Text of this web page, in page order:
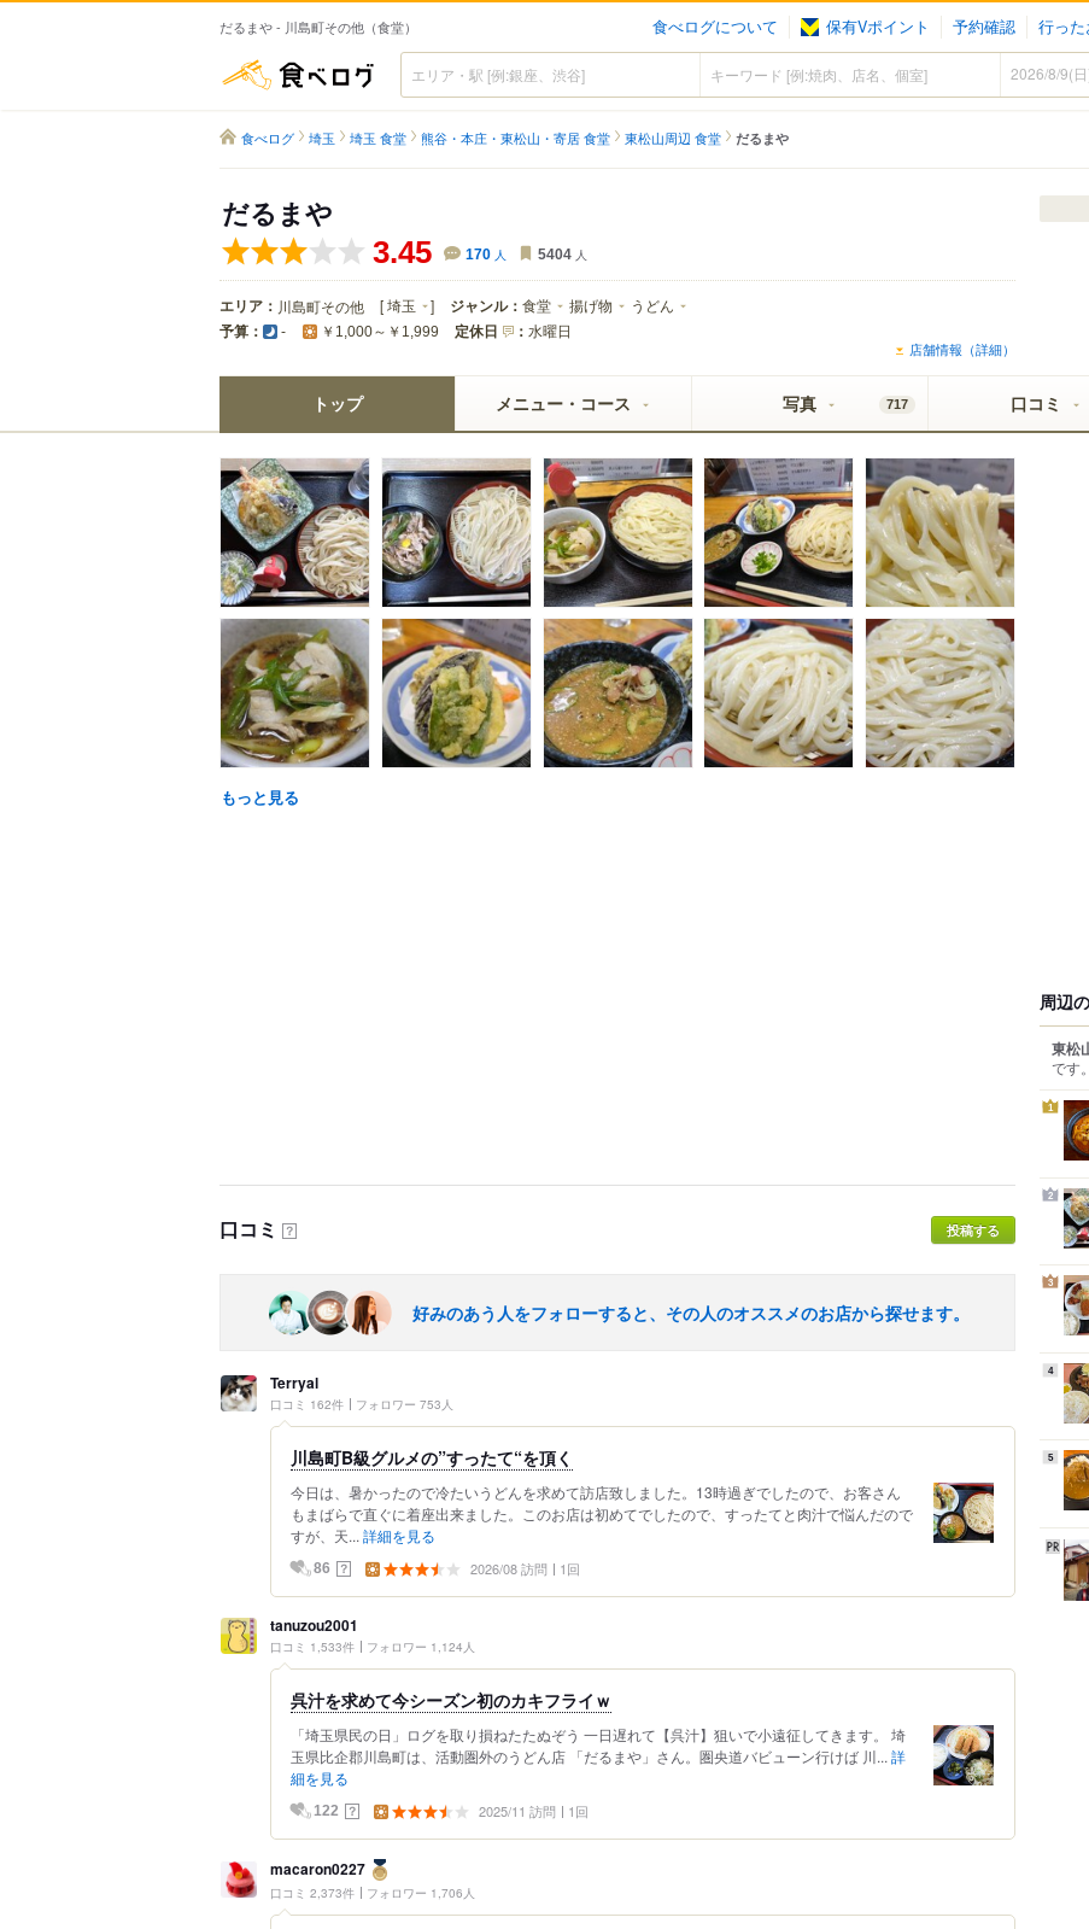
だるまや - 川島町その他（食堂） 食べログについて 保有Vポイント 予約確認 行っ
食べログ
食べログ 埼玉 埼玉 食堂 熊谷・本庄・東松山・寄居 食堂 東松山周辺 食堂 だるまや
だるまや
3.45 170 人 5404 人
エリア： 川島町その他 [埼玉 ] ジャンル： 食堂 揚げ物 うどん
予算： - ￥1,000～￥1,999 定休日 ： 水曜日
店舗情報（詳細）
トップ メニュー・コース 写真 717 口コミ
もっと見る
口コミ ？ 投稿する
好みのあう人をフォローすると、その人のオススメのお店から探せます。
Terryal
口コミ 162件 フォロワー 753人
川島町B級グルメの”すったて“を頂く
今日は、暑かったので冷たいうどんを求めて訪店致しました。13時過ぎでしたので、お客さん
もまばらで直ぐに着座出来ました。このお店は初めてでしたので、すったてと肉汁で悩んだので
すが、天... 詳細を見る
86 ？ 2026/08 訪問 1回
tanuzou2001
口コミ 1,533件 フォロワー 1,124人
呉汁を求めて今シーズン初のカキフライｗ
「埼玉県民の日」ログを取り損ねたたぬぞう 一日遅れて【呉汁】狙いで小遠征してきます。 埼
玉県比企郡川島町は、活動圏外のうどん店 「だるまや」さん。圏央道バビューン行けば 川... 詳
細を見る
122 ？ 2025/11 訪問 1回
macaron0227
口コミ 2,373件 フォロワー 1,706人
周辺
東松
です。
1
2
3
4
5